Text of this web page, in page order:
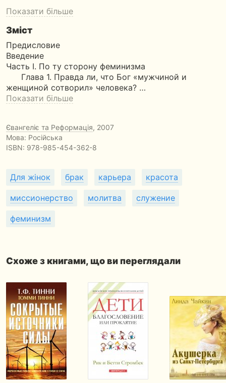
Показати більше
Зміст
Предисловие
Введение
Часть I. По ту сторону феминизма
Глава 1. Правда ли, что Бог «мужчиной и
женщиной сотворил» человека? …
Показати більше
Євангеліє та Реформація, 2007
Мова: Російська
ISBN: 978-985-454-362-8
Для жінок брак карьера красота
миссионерство молитва служение
феминизм
Схоже з книгами, що ви переглядали